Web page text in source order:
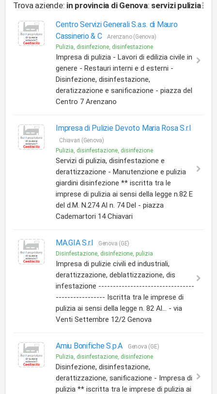
Trova aziende: in provincia di Genova: servizi pulizia
Centro Servizi Generali S.a.s. di Mauro
Cassinerio & C
Arenzano (Genova)
Pulizia, disinfezione, disinfestazione
Impresa di pulizia - Lavori di edilizia civile in
genere - Restauri interni e d esterni -
Disinfezione, disinfestazione,
deratizzazione e sanificazione - piazza del
Centro 7 Arenzano
Impresa di Pulizie Devoto Maria Rosa S.r.l
Chiavari (Genova)
Pulizia, disinfestazione, disinfezione
Servizi di pulizia, disinfestazione e
derattizzazione - Manutenzione e pulizia
giardini disinfezione ** iscritta tra le
imprese di pulizia ai sensi della legge n.82 E
del d.M. N.274 Al n. 74 Del - piazza
Cademartori 14 Chiavari
MA.GIA S.r.l
Genova (GE)
Disinfestazione, disinfezione, pulizia
Impresa di pulizie civili ed industriali,
derattizzazione, deblattizzazione, dis
infestazione ---------------------------------
----------------- Iscritta tra le imprese di
pulizia ai sensi della legge n. 82 Al... - via
Venti Settembre 12/2 Genova
Amiu Bonifiche S.p.A
Genova (GE)
Pulizia, disinfestazione, disinfezione
Disinfezione, disinfestazione,
derattizzazione, sanificazione - Impresa di
pulizia ** iscritta tra le imprese di pulizia ai